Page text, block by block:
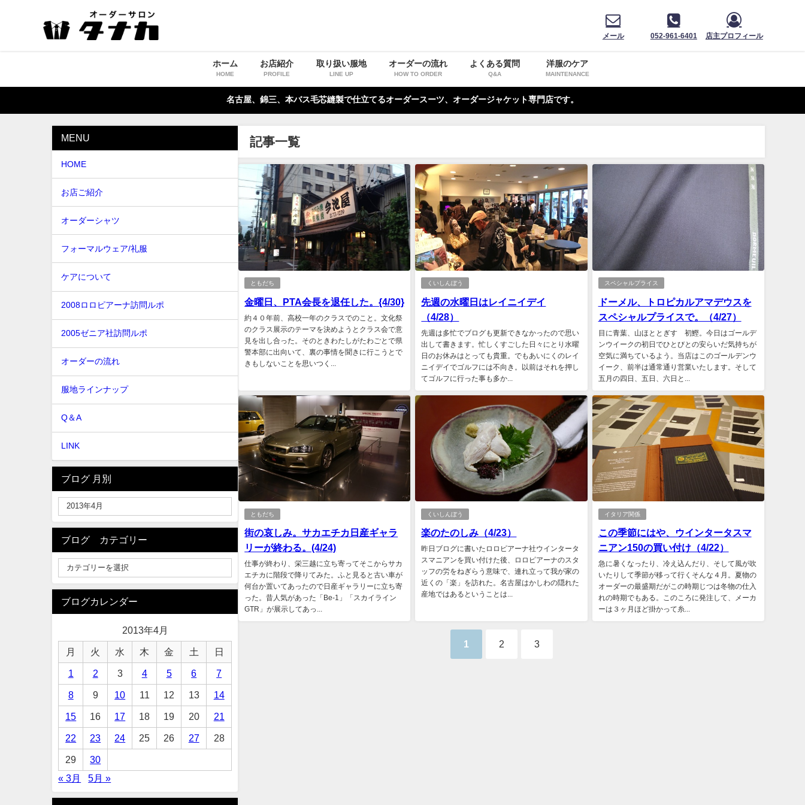
メール 052-961-6401 店主プロフィール
ホーム
HOME
お店紹介
PROFILE
取り扱い服地
LINE UP
オーダーの流れ
HOW TO ORDER
よくある質問
Q&A
洋服のケア
MAINTENANCE
名古屋、錦三、本バス毛芯縫製で仕立てるオーダースーツ、オーダージャケット専門店です。
記事一覧
ともだち
金曜日、PTA会長を退任した。{4/30}
約４０年前、高校一年のクラスでのこと。文化祭
のクラス展示のテーマを決めようとクラス会で意
見を出し合った。そのときわたしがたわごとで県
警本部に出向いて、裏の事情を聞きに行こうとで
きもしないことを思いつく...
くいしんぼう
先週の水曜日はレイニイデイ
（4/28）
先週は多忙でブログも更新できなかったので思い
出して書きます。忙しくすごした日々にとり水曜
日のお休みはとっても貴重。でもあいにくのレイ
ニイデイでゴルフには不向き。以前はそれを押し
てゴルフに行った事も多か...
スペシャルプライス
ドーメル、トロピカルアマデウスを
スペシャルプライスで。（4/27）
目に青葉、山ほととぎす 初鰹。今日はゴールデ
ンウイークの初日でひとびとの安らいだ気持ちが
空気に満ちているよう。当店はこのゴールデンウ
イーク、前半は通常通り営業いたします。そして
五月の四日、五日、六日と...
ともだち
街の哀しみ。サカエチカ日産ギャラ
リーが終わる。(4/24)
仕事が終わり、栄三越に立ち寄ってそこからサカ
エチカに階段で降りてみた。ふと見ると古い車が
何台か置いてあったので日産ギャラリーに立ち寄
った。昔人気があった「Be-1」「スカイライン
GTR」が展示してあっ...
くいしんぼう
楽のたのしみ（4/23）
昨日ブログに書いたロロピアーナ社ウインタータ
スマニアンを買い付けた後、ロロピアーナのスタ
ッフの労をねぎらう意味で、連れ立って我が家の
近くの「楽」を訪れた。名古屋はかしわの隠れた
産地ではあるということは...
イタリア関係
この季節にはや、ウインタータスマ
ニアン150の買い付け（4/22）
急に暑くなったり、冷え込んだり、そして風が吹
いたりして季節が移って行くそんな４月。夏物の
オーダーの最盛期だがこの時期じつは冬物の仕入
れの時期でもある。このころに発注して、メーカ
ーは３ヶ月ほど掛かって糸...
1 2 3
MENU
HOME
お店ご紹介
オーダーシャツ
フォーマルウェア/礼服
ケアについて
2008ロロピアーナ訪問ルポ
2005ゼニア社訪問ルポ
オーダーの流れ
服地ラインナップ
Q＆A
LINK
ブログ 月別
ブログ カテゴリー
ブログカレンダー
2013年4月
月 火 水 木 金 土 日
1 2 3 4 5 6 7
8 9 10 11 12 13 14
15 16 17 18 19 20 21
22 23 24 25 26 27 28
29
30
« 3月
5月 »